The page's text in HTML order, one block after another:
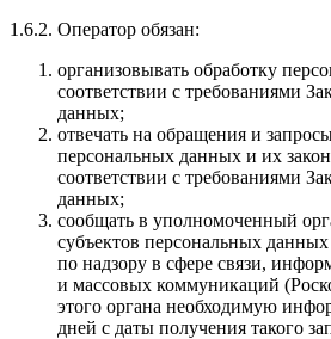
1.6.2. Оператор обязан:
организовывать обработку
соответствии с требованиями
данных;
отвечать на обращения и
персональных данных и их
соответствии с требованиями
данных;
сообщать в уполномоченный
субъектов персональных
по надзору в сфере связи,
и массовых коммуникаций
этого органа необходимую
дней с даты получения такого